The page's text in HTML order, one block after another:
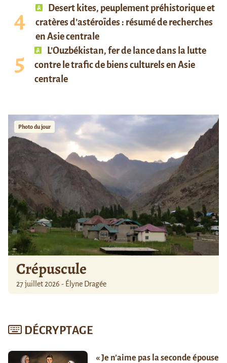
Desert kites, peuplement préhistorique et
cratères d’astéroïdes : résumé de recherches
en Asie centrale
L’Ouzbékistan, fer de lance dans la lutte
contre le trafic de biens culturels en Asie
centrale
Photo du jour
Crépuscule
27 juillet 2026 - Élyne Dragée
DÉCRYPTAGE
« Je n’aime pas la seconde épouse